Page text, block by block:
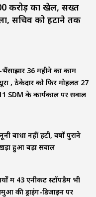
करोड़ का खेल, सख्त
सचिव को हटाने तक
भैंसाझार 36 महीने का काम
, ठेकेदार को फिर मोहलत ₹27
SDM के कार्यकाल पर सवाल
बाधा नहीं हटी, वर्षों पुराने
खड़ा हुआ बड़ा सवाल
में 43 एनीकट स्टॉपडैम भी
की ड्राइंग-डिजाइन पर